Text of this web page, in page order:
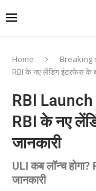
Home Breaking
RBI के नए लेंडिंग इंटरफेस के
RBI Launch
RBI के नए
जानकारी
ULI कब लॉन्च होगा?
जानकारी